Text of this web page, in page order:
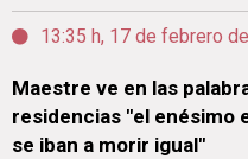
13:35 h, 17 de febrero
Maestre ve en las
residencias "el enésimo
se iban a morir igual"